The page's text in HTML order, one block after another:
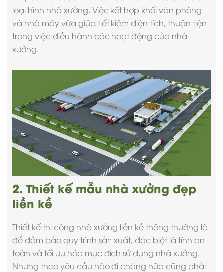
loại hình nhà xưởng. Việc kết hợp khối văn phòng
và nhà máy vừa giúp tiết kiệm diện tích, thuận tiện
trong việc điều hành các hoạt động của nhà
xưởng.
2. Thiết kế mẫu nhà xưởng đẹp
liền kề
Thiết kếthi công nhà xưởng liền kề thông thường là
để đảm bảo quy trình sản xuất, đặc biệt là tính an
toàn và tối ưu hóa mục đích sử dụng nhà xưởng.
Nhưng theo yêu cầu nào đi chăng nữa cũng phải